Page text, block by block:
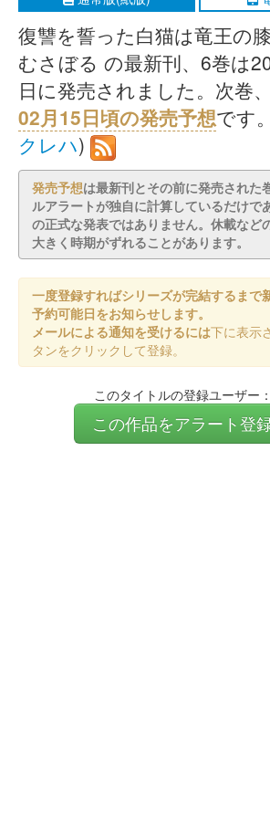
復讐を誓った白猫は竜王の
むさぼる の最新刊、6巻は
日に発売されました。次巻
02月15日頃の発売予想です
クレハ)
発売予想は最新刊とその前に発売された
ルアラートが独自に計算しているだけで
の正式な発表ではありません。休載など
大きく時期がずれることがあります。
一度登録すればシリーズが完結するまで
予約可能日をお知らせします。
メールによる通知を受けるには下に表示
タンをクリックして登録。
このタイトルの登録ユーザー
この作品をアラート登